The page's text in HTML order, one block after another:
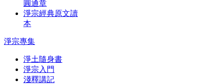
圓通章
淨宗經典原文讀
本
淨宗專集
淨土隨身書
淨宗入門
淺釋講記